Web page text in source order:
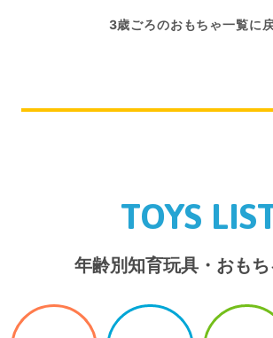
3歳ごろのおもちゃ一覧に
TOYS
年齢別知育玩具・おも